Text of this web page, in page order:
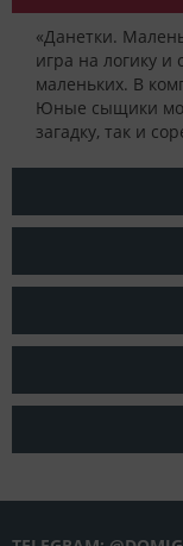
«Данетки.
игра на логику и
маленьких. В
Юные сыщики
загадку, так и